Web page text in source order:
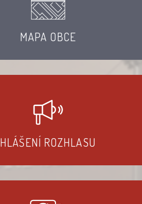
MAPA OBCE
HLÁŠENÍ ROZHLASU